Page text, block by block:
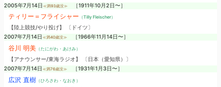
2005年7月14日 ≪満93歳没≫ ［1911年10月2日〜］
ティリー＝フライシャー （Tilly Fleischer）
【陸上競技/やり投げ】 〔ドイツ〕
2007年7月14日 ≪満40歳没≫ ［1966年11月14日〜］
谷川 明美（たにがわ・あけみ）
【アナウンサー/東海ラジオ】 〔日本（愛知県）〕
2007年7月14日 ≪満76歳没≫ ［1931年1月3日〜］
広沢 直樹（ひろさわ・なおき）